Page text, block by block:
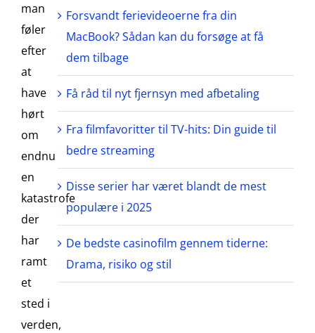
man
føler
efter
at
have
hørt
om
endnu
en
katastrofe
der
har
ramt
et
sted i
verden,
Forsvandt ferievideoerne fra din
MacBook? Sådan kan du forsøge at få
dem tilbage
Få råd til nyt fjernsyn med afbetaling
Fra filmfavoritter til TV-hits: Din guide til
bedre streaming
Disse serier har været blandt de mest
populære i 2025
De bedste casinofilm gennem tiderne:
Drama, risiko og stil